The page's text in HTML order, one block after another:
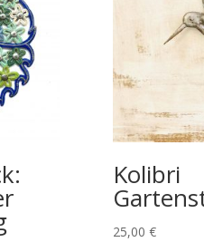
Kolibri
25,00 €